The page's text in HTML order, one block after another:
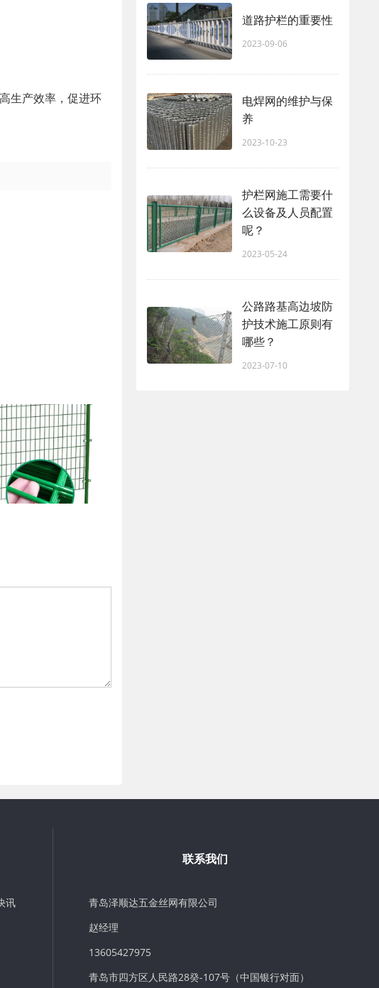
生产效率，促进环
道路护栏的重要性
2023-09-06
电焊网的维护与保
养
2023-10-23
护栏网施工需要什
么设备及人员配置
呢？
2023-05-24
公路路基高边坡防
护技术施工原则有
哪些？
2023-07-10
讯
联系我们
青岛泽顺达五金丝网有限公司
赵经理
13605427975
青岛市四方区人民路28癸-107号（中国银行对面）